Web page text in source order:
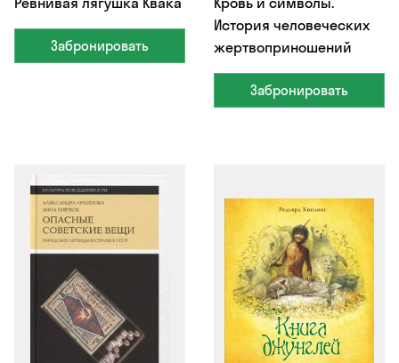
Забронировать
История человеческих
жертвоприношений
Забронировать